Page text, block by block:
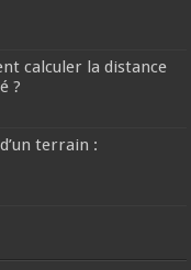
calculer la distance
?
terrain :